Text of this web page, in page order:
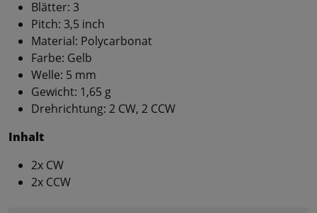
Blätter: 3
Pitch: 3,5 inch
Material: Polycarbonat
Farbe: Gelb
Welle: 5 mm
Gewicht: 1,65 g
Drehrichtung: 2 CW, 2 CCW
Inhalt
2x CW
2x CCW